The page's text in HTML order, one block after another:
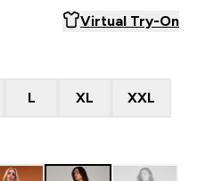
Virtual Try-On
L XL XXL